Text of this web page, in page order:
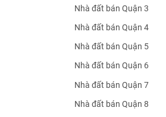
Nhà đất bán Quận 3
Nhà đất bán Quận 4
Nhà đất bán Quận 5
Nhà đất bán Quận 6
Nhà đất bán Quận 7
Nhà đất bán Quận 8